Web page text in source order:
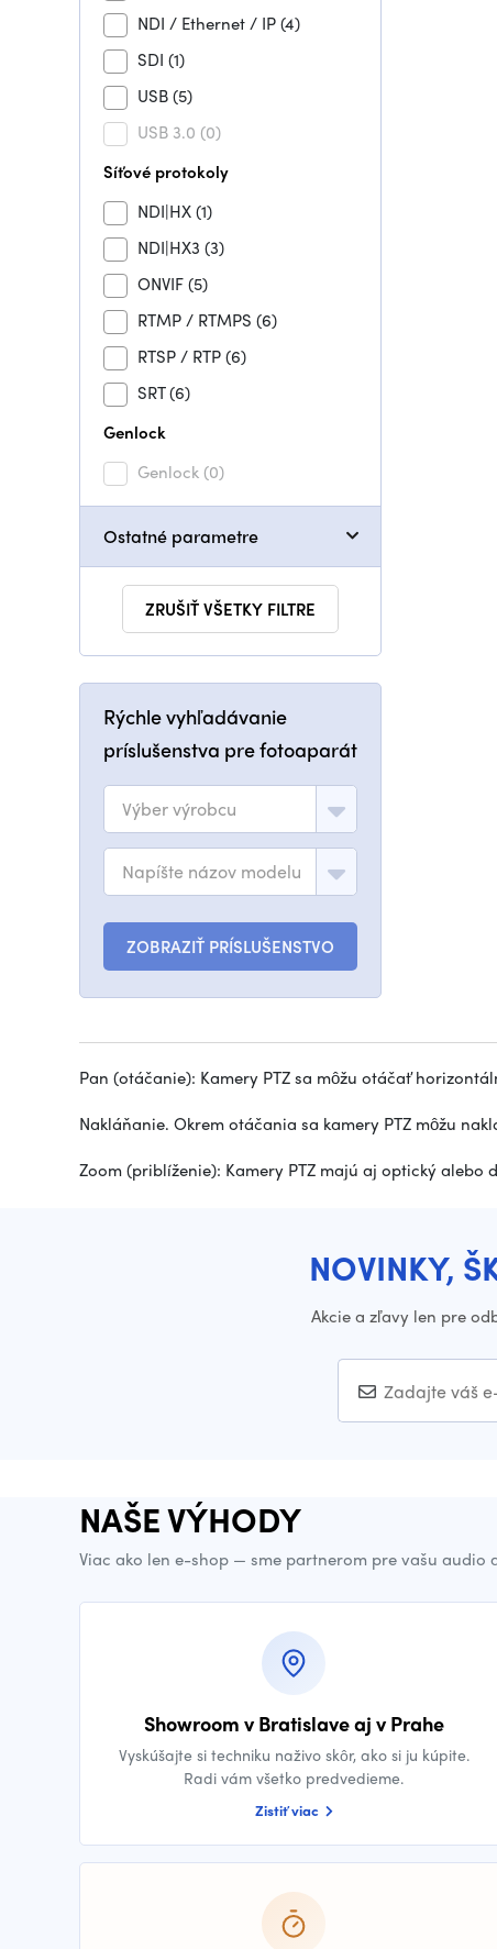
NDI / Ethernet / IP(4)
SDI (1)
USB(5)
USB 3.0 (0)
Síťové protokoly
NDI|HX(1)
NDI|HX3 (3)
ONVIF(5)
RTMP / RTMPS (6)
RTSP / RTP(6)
SRT(6)
Genlock
Genlock (0)
Ostatné parametre
ZRUŠIŤ VŠETKY FILTRE
Rýchle vyhľadávanie
príslušenstva pre fotoaparát
Výber výrobcu
Napíšte názov modelu
ZOBRAZIŤ PRÍSLUŠENSTVO
Pan (otáčanie): Kamery PTZ sa môžu otáčať
Nakláňanie. Okrem otáčania sa kamery PTZ môžu
Zoom (priblíženie): Kamery PTZ majú aj optický
NOVINKY,
Akcie a zľavy len pre
NAŠE VÝHODY
Viac ako len e-shop — sme partnerom pre vašu audio
Showroom v Bratislave aj v Prahe
Vyskúšajte si techniku naživo skôr, ako si ju kúpite.
Radi vám všetko predvedieme.
Zistiť viac